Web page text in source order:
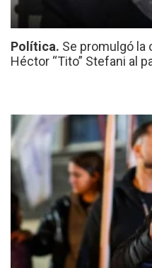
Política. Se promulgó la
Héctor “Tito” Stefani al